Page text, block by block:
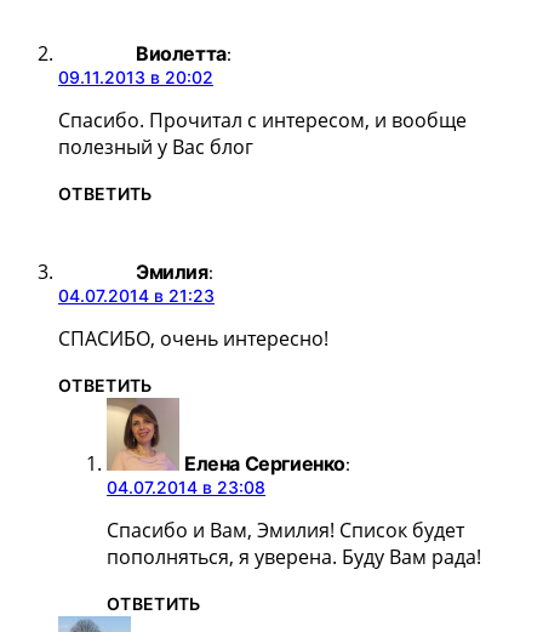
Виолетта:
09.11.2013 в 20:02
Спасибо. Прочитал с интересом, и вообще
полезный у Вас блог
ОТВЕТИТЬ
Эмилия:
04.07.2014 в 21:23
СПАСИБО, очень интересно!
ОТВЕТИТЬ
Елена Сергиенко:
04.07.2014 в 23:08
Спасибо и Вам, Эмилия! Список будет
пополняться, я уверена. Буду Вам рада!
ОТВЕТИТЬ